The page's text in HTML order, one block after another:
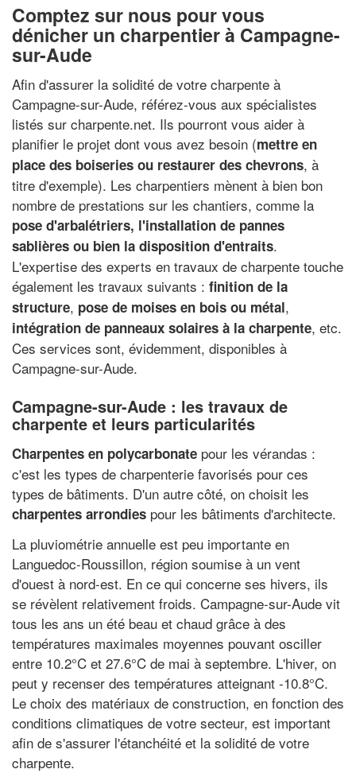
Comptez sur nous pour vous
dénicher un charpentier à Campagne-
sur-Aude
Afin d'assurer la solidité de votre charpente à
Campagne-sur-Aude, référez-vous aux spécialistes
listés sur charpente.net. Ils pourront vous aider à
planifier le projet dont vous avez besoin (mettre en
place des boiseries ou restaurer des chevrons, à
titre d'exemple). Les charpentiers mènent à bien bon
nombre de prestations sur les chantiers, comme la
pose d'arbalétriers, l'installation de pannes
sablières ou bien la disposition d'entraits.
L'expertise des experts en travaux de charpente touche
également les travaux suivants : finition de la
structure, pose de moises en bois ou métal,
intégration de panneaux solaires à la charpente, etc.
Ces services sont, évidemment, disponibles à
Campagne-sur-Aude.
Campagne-sur-Aude : les travaux de
charpente et leurs particularités
Charpentes en polycarbonate pour les vérandas :
c'est les types de charpenterie favorisés pour ces
types de bâtiments. D'un autre côté, on choisit les
charpentes arrondies pour les bâtiments d'architecte.
La pluviométrie annuelle est peu importante en
Languedoc-Roussillon, région soumise à un vent
d'ouest à nord-est. En ce qui concerne ses hivers, ils
se révèlent relativement froids. Campagne-sur-Aude vit
tous les ans un été beau et chaud grâce à des
températures maximales moyennes pouvant osciller
entre 10.2°C et 27.6°C de mai à septembre. L'hiver, on
peut y recenser des températures atteignant -10.8°C.
Le choix des matériaux de construction, en fonction des
conditions climatiques de votre secteur, est important
afin de s'assurer l'étanchéité et la solidité de votre
charpente.